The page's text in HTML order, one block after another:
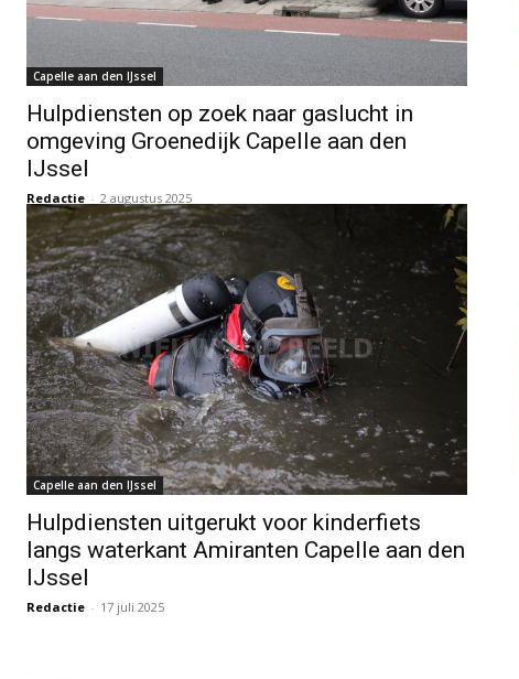
Capelle aan den IJssel
Hulpdiensten op zoek naar gaslucht in
omgeving Groenedijk Capelle aan den
IJssel
Redactie - 2 augustus 2025
Capelle aan den IJssel
Hulpdiensten uitgerukt voor kinderfiets
langs waterkant Amiranten Capelle aan den
IJssel
Redactie - 17 juli 2025